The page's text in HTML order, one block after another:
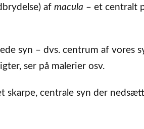
af macula – et centralt
syn – dvs. centrum af vores
ser på malerier osv.
skarpe, centrale syn der